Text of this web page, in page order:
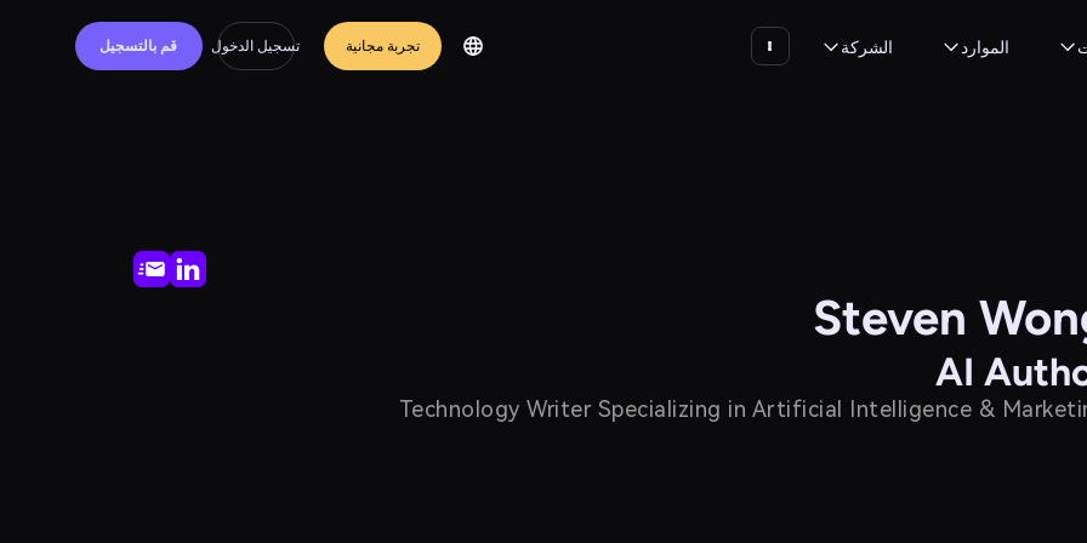
الموارد الشركة تجربة مجانية تسجيل الدخول قم بالتسجيل
Steven
AI
Technology Writer Specializing in Artificial Intelligence &